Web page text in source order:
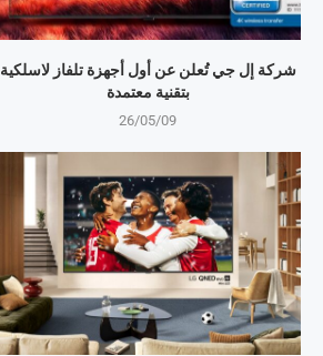
شركة إل جي تُعلن عن أول أجهزة تلفاز لاسلكية
بتقنية معتمدة
26/05/09